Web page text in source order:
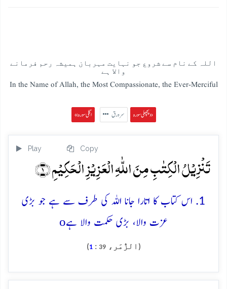
اللہ کے نام سے شروع جو نہایت مہربان ہمیشہ رحم فرمانے
والا ہے
In the Name of Allah, the Most Compassionate, the Ever-Merciful
پچھلی سورہ » سرورق « اگلی سورہ
Play Copy
تَنۡزِیۡلُ الۡکِتٰبِ مِنَ اللّٰہِ الۡعَزِیۡزِ الۡحَکِیۡمِ ﴿۱﴾
1. اس کتاب کا اتارا جانا اللہ کی طرف سے ہے جو بڑی
عزت والا، بڑی حکمت والا ہےo
(الزُّمَر،39
:
1
)